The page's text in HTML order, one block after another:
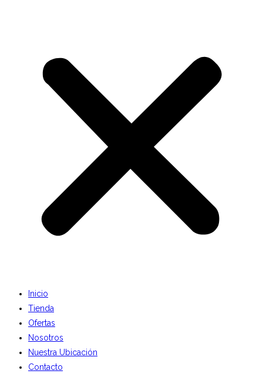
Inicio
Tienda
Ofertas
Nosotros
Nuestra Ubicación
Contacto